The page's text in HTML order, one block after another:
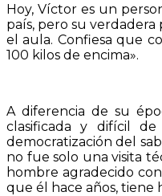
Hoy, Víctor es un
país, pero su verdadera
el aula. Confiesa que
100 kilos de encima».
A diferencia de su
clasificada y difícil
democratización del
no fue solo una visita
hombre agradecido
que él hace años, tiene